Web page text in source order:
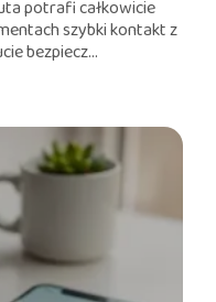
potrafi całkowicie
szybki kontakt z
bezpiecz...